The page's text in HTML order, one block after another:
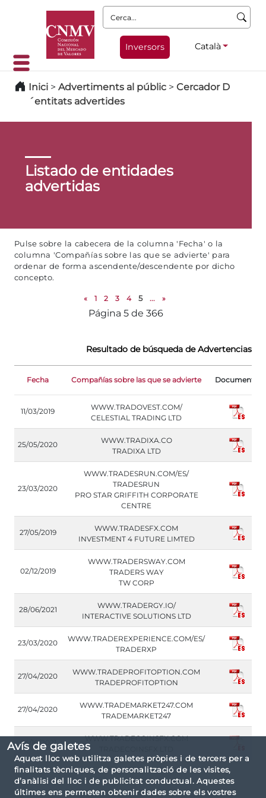
Avís de galetes
Aquest lloc web utilitza galetes pròpies i de tercers per a
finalitats tècniques, de personalització de les visites,
d’anàlisi del lloc i de publicitat conductual. Aquestes
últimes ens permeten obtenir dades sobre els vostres
Cerca:
Inversors Català
Inici > Advertiments al públic > Cercador D
´entitats advertides
Listado de entidades
advertidas
Pulse sobre la cabecera de la columna 'Fecha' o la
columna 'Compañías sobre las que se advierte' para
ordenar de forma ascendente/descendente por dicho
concepto.
« 1 2 3 4 5 ... »
Página 5 de 366
Resultado de búsqueda de Advertencias de
Fecha Compañías sobre las que se advierte Documento
11/03/2019
WWW.TRADOVEST.COM/
CELESTIAL TRADING LTD
25/05/2020
WWW.TRADIXA.CO
TRADIXA LTD
23/03/2020
WWW.TRADESRUN.COM/ES/
TRADESRUN
PRO STAR GRIFFITH CORPORATE
CENTRE
27/05/2019
WWW.TRADESFX.COM
INVESTMENT 4 FUTURE LIMTED
02/12/2019
WWW.TRADERSWAY.COM
TRADERS WAY
TW CORP
28/06/2021
WWW.TRADERGY.IO/
INTERACTIVE SOLUTIONS LTD
23/03/2020
WWW.TRADEREXPERIENCE.COM/ES/
TRADERXP
27/04/2020
WWW.TRADEPROFITOPTION.COM
TRADEPROFITOPTION
27/04/2020
WWW.TRADEMARKET247.COM
TRADEMARKET247
04/10/2021
WWW.TRADECOINSFX.COM